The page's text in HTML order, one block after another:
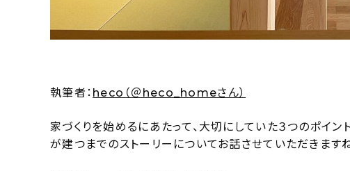
執筆者： heco（＠heco_homeさん）
家づくりを始めるにあたって、大切にしていた３つのポイン
が建つまでのストーリーについてお話させていただきますね